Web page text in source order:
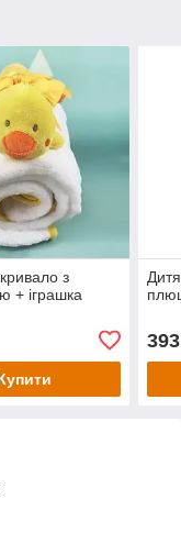
з
+ іграшка
393